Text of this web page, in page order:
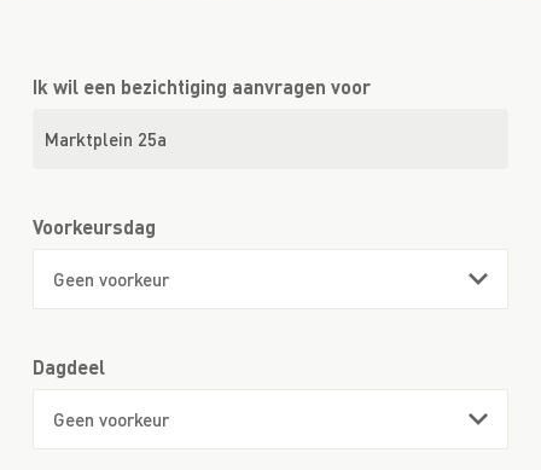
Ik wil een bezichtiging aanvragen voor
Voorkeursdag
Dagdeel